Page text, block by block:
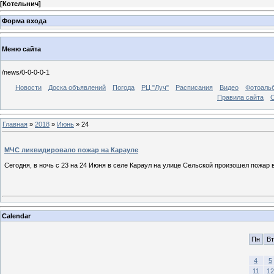
[Котельнич]
Форма входа
Меню сайта
/news/0-0-0-0-1
Новости Доска объявлений Погода РЦ "Луч" Расписания Видео
Правила сайта
Главная » 2018 » Июнь » 24
МЧС ликвидировало пожар на Карауле
Сегодня, в ночь с 23 на 24 Июня в селе Караул на улице Сельской произошел
Calendar
Пн Вт
4
5
11
12